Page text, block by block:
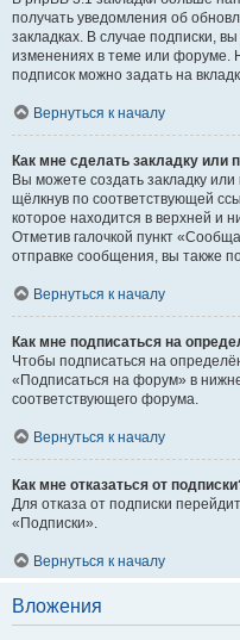
получать уведомления об
закладках. В случае подписки,
изменениях в теме или форуме.
подписок можно задать на
Вернуться к началу
Как мне сделать закладку или
Вы можете создать закладку
щёлкнув по соответствующей
которое находится в верхней и
Отметив галочкой пункт
отправке сообщения, вы также
Вернуться к началу
Как мне подписаться на
Чтобы подписаться на
«Подписаться на форум» в
соответствующего форума.
Вернуться к началу
Как мне отказаться от
Для отказа от подписки
«Подписки».
Вернуться к началу
Вложения